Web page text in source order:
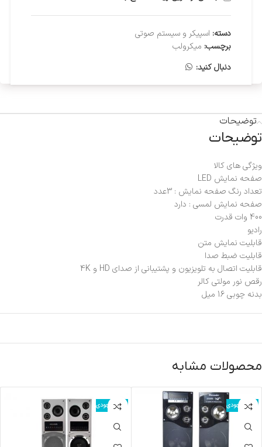
دسته: اسپیکر و سیستم صوتی
برچسب: میکرولب
دنبال کنید:
توضیحات
توضیحات
ویژگی های کالا
صفحه نمایش LED
تعداد رنگ صفحه نمایش : 3عدد
صفحه نمایش لمسی : دارد
400 وات قدرت
رادیو
قابلیت نمایش متن
قابلیت ضبط صدا
قابلیت اتصال به تلویزیون و پشتیبانی از صدای HD و 4K
رقص نور مولتی کالر
بدنه چوبی 16 میل
محصولات مشابه
اتمام موجودی اتمام موجودی